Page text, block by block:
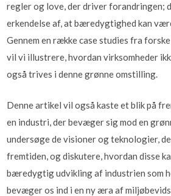
regler og love, der driver forandringen;
erkendelse af, at bæredygtighed kan
Gennem en række case studies fra
vil vi illustrere, hvordan virksomheder
også trives i denne grønne omstilling.
Denne artikel vil også kaste et blik på
en industri, der bevæger sig mod en
undersøge de visioner og teknologier,
fremtiden, og diskutere, hvordan disse
bæredygtig udvikling af industrien som
bevæger os ind i en ny æra af